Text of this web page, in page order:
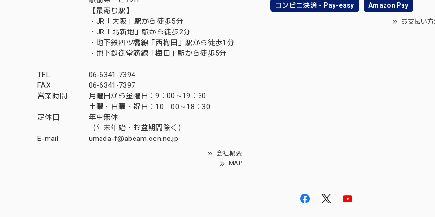
【最寄り駅】
・JR「大阪」駅から徒歩5分
・JR「北新地」駅から徒歩2分
・地下鉄四ツ橋線「西梅田」駅から徒歩1分
・地下鉄御堂筋線「梅田」駅から徒歩5分
TEL
06-6341-7394
FAX
06-6341-7397
営業時間
月曜日から金曜日：9：00～19：30
土曜・日曜・祝日：10：00～18：30
定休日
年中無休
（年末年始・お盆期間除く）
E-mail
umeda-f@abeam.ocn.ne.jp
会社概要
MAP
コンビニ決済・Pay-easy Amazon Pay
お支払い